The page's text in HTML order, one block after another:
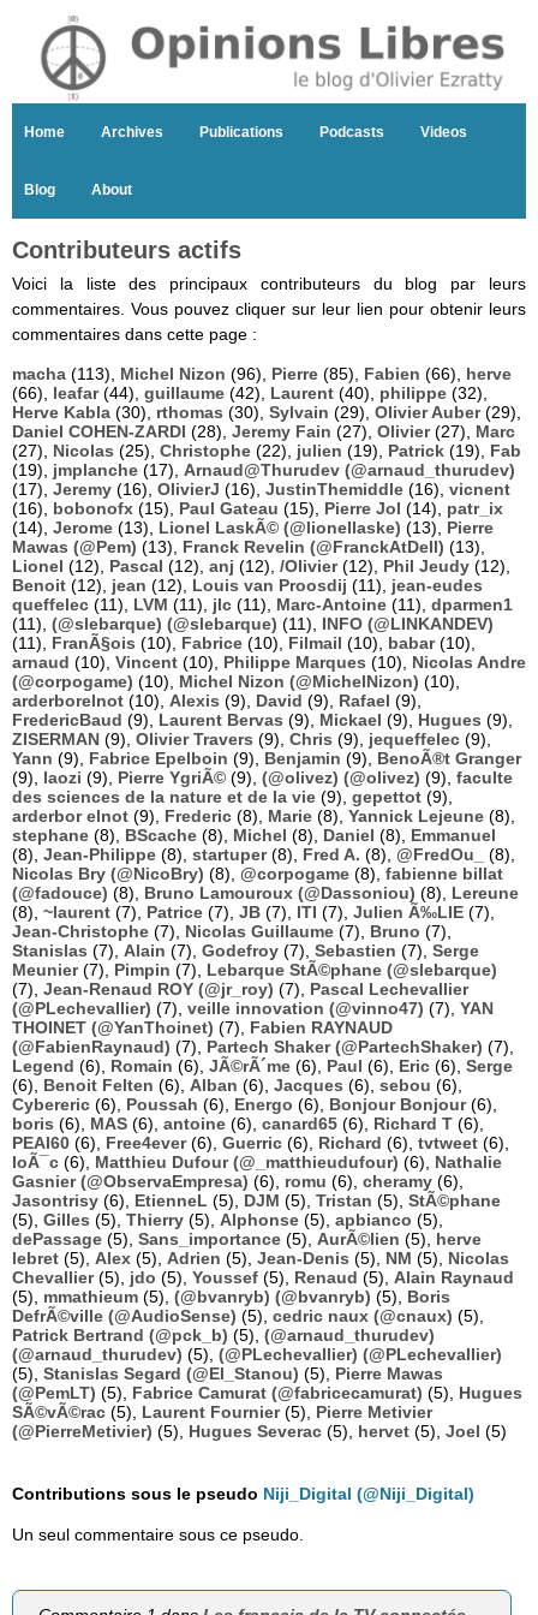
Home Archives Publications Podcasts Videos
Blog About
Contributeurs actifs
Voici la liste des principaux contributeurs du blog par leurs
commentaires. Vous pouvez cliquer sur leur lien pour obtenir leurs
commentaires dans cette page :
macha (113), Michel Nizon (96), Pierre (85), Fabien (66), herve
(66), leafar(44), guillaume (42), Laurent (40), philippe (32),
Herve Kabla (30), rthomas (30), Sylvain (29), Olivier Auber(29),
Daniel COHEN-ZARDI (28), Jeremy Fain (27), Olivier(27), Marc
(27), Nicolas (25), Christophe (22), julien (19), Patrick (19), Fab
(19), jmplanche (17), Arnaud@Thurudev (@arnaud_thurudev)
(17), Jeremy (16), OlivierJ (16), JustinThemiddle (16), vicnent
(16), bobonofx (15), Paul Gateau (15), Pierre Jol (14), patr_ix
(14), Jerome (13), Lionel LaskÃ© (@lionellaske) (13), Pierre
Mawas (@Pem) (13), Franck Revelin (@FranckAtDell) (13),
Lionel (12), Pascal (12), anj (12), /Olivier(12), Phil Jeudy (12),
Benoit (12), jean (12), Louis van Proosdij (11), jean-eudes
queffelec (11), LVM (11), jlc (11), Marc-Antoine (11), dparmen1
(11), (@slebarque) (@slebarque) (11), INFO (@LINKANDEV)
(11), FranÃ§ois (10), Fabrice (10), Filmail (10), babar(10),
arnaud (10), Vincent (10), Philippe Marques (10), Nicolas Andre
(@corpogame) (10), Michel Nizon (@MichelNizon) (10),
arderborelnot (10), Alexis (9), David (9), Rafael (9),
FredericBaud (9), Laurent Bervas (9), Mickael (9), Hugues (9),
ZISERMAN (9), Olivier Travers (9), Chris (9), jequeffelec (9),
Yann (9), Fabrice Epelboin (9), Benjamin (9), BenoÃ®t Granger
(9), laozi (9), Pierre YgriÃ© (9), (@olivez) (@olivez) (9), faculte
des sciences de la nature et de la vie (9), gepettot (9),
arderbor elnot (9), Frederic (8), Marie (8), Yannick Lejeune (8),
stephane (8), BScache (8), Michel (8), Daniel (8), Emmanuel
(8), Jean-Philippe (8), startuper(8), Fred A. (8), @FredOu_
(8),
Nicolas Bry (@NicoBry) (8), @corpogame (8), fabienne billat
(@fadouce) (8), Bruno Lamouroux (@Dassoniou) (8), Lereune
(8), ~laurent (7), Patrice (7), JB (7), ITI (7), Julien Ã‰LIE (7),
Jean-Christophe (7), Nicolas Guillaume (7), Bruno (7),
Stanislas (7), Alain (7), Godefroy (7), Sebastien (7), Serge
Meunier(7), Pimpin (7), Lebarque StÃ©phane (@slebarque)
(7), Jean-Renaud ROY (@jr_roy) (7), Pascal Lechevallier
(@PLechevallier) (7), veille innovation (@vinno47) (7), YAN
THOINET (@YanThoinet) (7), Fabien RAYNAUD
(@FabienRaynaud) (7), Partech Shaker (@PartechShaker) (7),
Legend (6), Romain (6), JÃ©rÃ´me (6), Paul (6), Eric (6), Serge
(6), Benoit Felten (6), Alban (6), Jacques (6), sebou (6),
Cybereric (6), Poussah (6), Energo (6), Bonjour Bonjour(6),
boris (6), MAS (6), antoine (6), canard65 (6), Richard T (6),
PEAI60 (6), Free4ever(6), Guerric (6), Richard (6), tvtweet (6),
loÃ¯c (6), Matthieu Dufour (@_matthieudufour) (6), Nathalie
Gasnier (@ObservaEmpresa) (6), romu (6), cheramy (6),
Jasontrisy (6), EtienneL (5), DJM (5), Tristan (5), StÃ©phane
(5), Gilles (5), Thierry (5), Alphonse (5), apbianco (5),
dePassage (5), Sans_importance (5), AurÃ©lien (5), herve
lebret (5), Alex (5), Adrien (5), Jean-Denis (5), NM (5), Nicolas
Chevallier(5), jdo (5), Youssef (5), Renaud (5), Alain Raynaud
(5), mmathieum (5), (@bvanryb) (@bvanryb) (5), Boris
DefrÃ©ville (@AudioSense) (5), cedric naux (@cnaux) (5),
Patrick Bertrand (@pck_b) (5), (@arnaud_thurudev)
(@arnaud_thurudev) (5), (@PLechevallier) (@PLechevallier)
(5), Stanislas Segard (@El_Stanou) (5), Pierre Mawas
(@PemLT) (5), Fabrice Camurat (@fabricecamurat) (5), Hugues
SÃ©vÃ©rac (5), Laurent Fournier(5), Pierre Metivier
(@PierreMetivier) (5), Hugues Severac (5), hervet (5), Joel (5)
Contributions sous le pseudo Niji_Digital (@Niji_Digital)
Un seul commentaire sous ce pseudo.